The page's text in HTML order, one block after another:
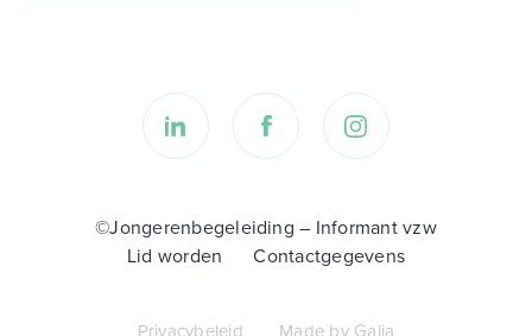
©Jongerenbegeleiding – Informant vzw
Lid worden
Contactgegevens
Privacybeleid Made by Galia